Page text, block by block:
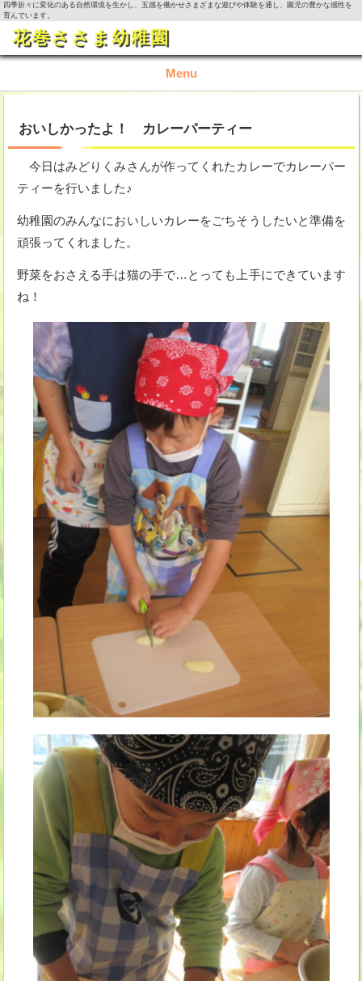
四季折々に変化のある自然環境を生かし、五感を働かせさまざまな遊びや体験を通し、園児の豊かな感性を
育んでいます。
花巻ささま幼稚園
Menu
園の概要
園の生活
今月の活動
おいしかったよ！ カレーパーティー
今日はみどりくみさんが作ってくれたカレーでカレーパー
ティーを行いました♪
幼稚園のみんなにおいしいカレーをごちそうしたいと準備を
頑張ってくれました。
野菜をおさえる手は猫の手で…とっても上手にできています
ね！